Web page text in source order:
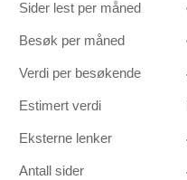
Sider lest per måned
Besøk per måned
Verdi per besøkende
Estimert verdi
Eksterne lenker
Antall sider